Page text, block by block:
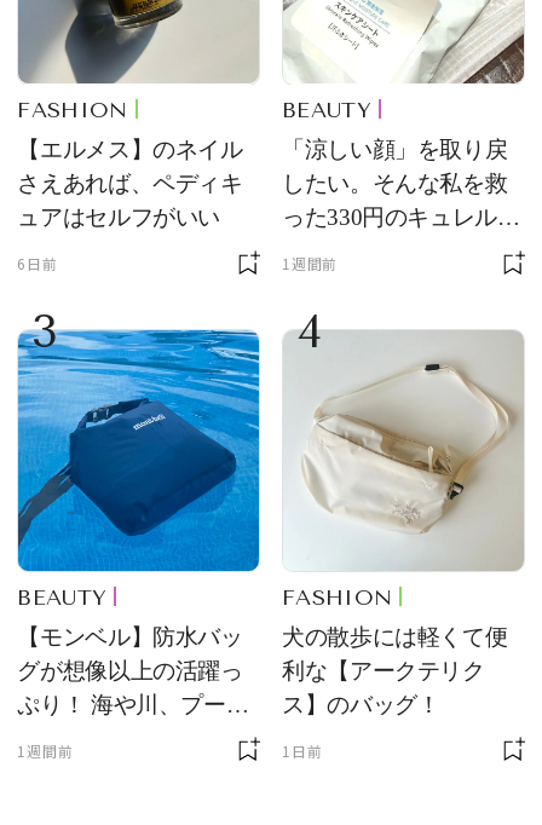
FASHION
【エルメス】のネイル
さえあれば、ペディキ
ュアはセルフがいい
6日前
BEAUTY
「涼しい顔」を取り戻
したい。そんな私を救
った330円のキュレル名
1週間前
3
BEAUTY
【モンベル】防水バッ
グが想像以上の活躍っ
ぷり！ 海や川、プール
1週間前
4
FASHION
犬の散歩には軽くて便
利な【アークテリク
ス】のバッグ！
1日前